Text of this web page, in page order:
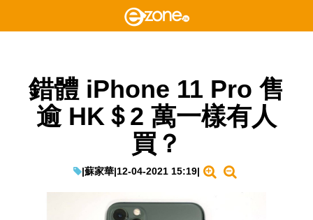
錯體 iPhone 11 Pro 售
逾 HK＄2 萬一樣有人
買？
|蘇家華|12-04-2021 15:19|